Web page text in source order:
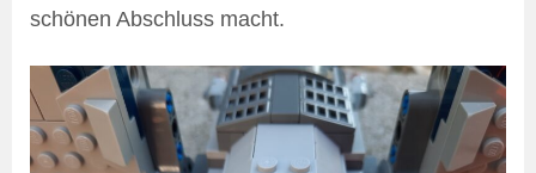
schönen Abschluss macht.